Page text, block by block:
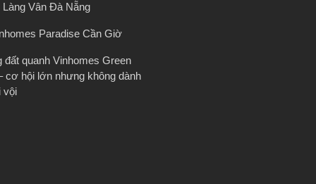
Vân Đà Nẵng
Paradise Cần Giờ
đất quanh Vinhomes Green
cơ hội lớn nhưng không dành
vội